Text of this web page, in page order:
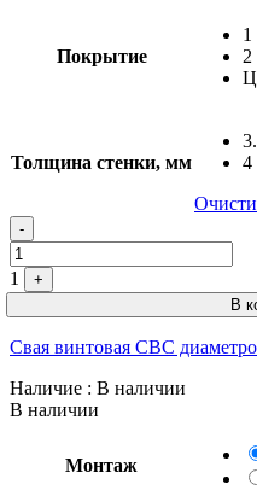
Покрытие
1
2
Толщина стенки, мм
4
-
1
+
В
Свая винтовая СВС
Наличие : В наличии
В наличии
Монтаж